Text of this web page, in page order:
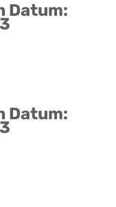
Datum:
Datum: